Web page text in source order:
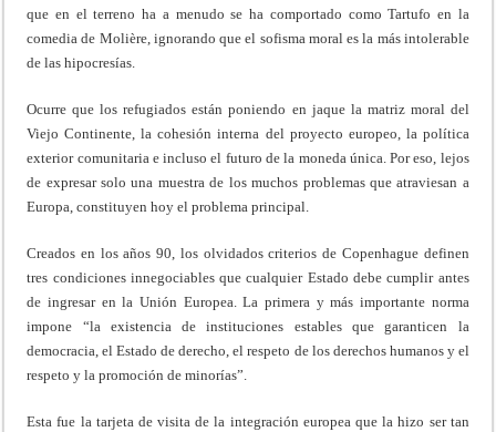
que en el terreno ha a menudo se ha comportado como Tartufo en la
comedia de Molière, ignorando que el sofisma moral es la más intolerable
de las hipocresías.
Ocurre que los refugiados están poniendo en jaque la matriz moral del
Viejo Continente, la cohesión interna del proyecto europeo, la política
exterior comunitaria e incluso el futuro de la moneda única. Por eso, lejos
de expresar solo una muestra de los muchos problemas que atraviesan a
Europa, constituyen hoy el problema principal.
Creados en los años 90, los olvidados criterios de Copenhague definen
tres condiciones innegociables que cualquier Estado debe cumplir antes
de ingresar en la Unión Europea. La primera y más importante norma
impone “la existencia de instituciones estables que garanticen la
democracia, el Estado de derecho, el respeto de los derechos humanos y el
respeto y la promoción de minorías”.
Esta fue la tarjeta de visita de la integración europea que la hizo ser tan